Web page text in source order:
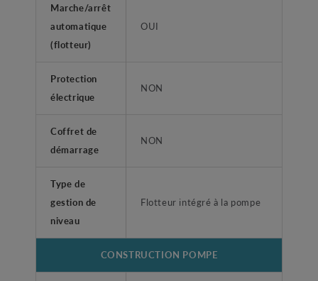
Marche/arrêt
automatique
(flotteur)
OUI
Protection
électrique
NON
Coffret de
démarrage
NON
Type de
gestion de
niveau
Flotteur intégré à la pompe
CONSTRUCTION POMPE